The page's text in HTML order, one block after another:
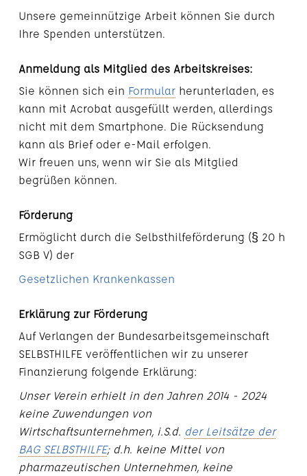
Unsere gemeinnützige Arbeit können Sie durch
Ihre Spenden unterstützen.
Anmeldung als Mitglied des Arbeitskreises:
Sie können sich ein Formularherunterladen, es
kann mit Acrobat ausgefüllt werden, allerdings
nicht mit dem Smartphone. Die Rücksendung
kann als Brief oder e-Mail erfolgen.
Wir freuen uns, wenn wir Sie als Mitglied
begrüßen können.
Förderung
Ermöglicht durch die Selbsthilfeförderung (§ 20 h
SGB V) der
Gesetzlichen Krankenkassen
Erklärung zur Förderung
Auf Verlangen der Bundesarbeitsgemeinschaft
SELBSTHILFE veröffentlichen wir zu unserer
Finanzierung folgende Erklärung:
Unser Verein erhielt in den Jahren 2014 - 2024
keine Zuwendungen von
Wirtschaftsunternehmen, i.S.d. der Leitsätze der
BAG SELBSTHILFE; d.h. keine Mittel von
pharmazeutischen Unternehmen, keine